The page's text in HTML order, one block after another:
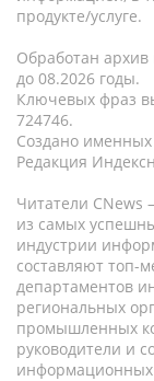
продукте/услуге.
Обработан архив
до 08.2026 годы.
Ключевых фраз
724746.
Создано именных
Редакция
Читатели CNews
из самых
индустрии
составляют топ-
департаментов
региональных
промышленных
руководители и
информационных